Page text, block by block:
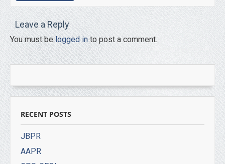
Leave a Reply
You must belogged into post a comment.
RECENT POSTS
JBPR
AAPR